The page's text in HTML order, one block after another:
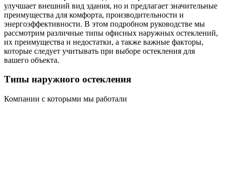
улучшает внешний вид здания, но и предлагает значительные
преимущества для комфорта, производительности и
энергоэффективности. В этом подробном руководстве мы
рассмотрим различные типы офисных наружных остеклений,
их преимущества и недостатки, а также важные факторы,
которые следует учитывать при выборе остекления для
вашего объекта.
Типы наружного остекления
Компании с которыми мы работали